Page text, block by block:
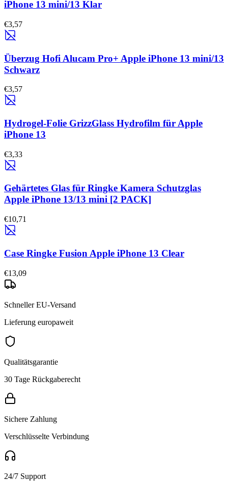
iPhone 13 mini/13 Klar
€3,57
Überzug Hofi Alucam Pro+ Apple iPhone 13 mini/13
Schwarz
€3,57
Hydrogel-Folie GrizzGlass Hydrofilm für Apple
iPhone 13
€3,33
Gehärtetes Glas für Ringke Kamera Schutzglas
Apple iPhone 13/13 mini [2 PACK]
€10,71
Case Ringke Fusion Apple iPhone 13 Clear
€13,09
Schneller EU-Versand
Lieferung europaweit
Qualitätsgarantie
30 Tage Rückgaberecht
Sichere Zahlung
Verschlüsselte Verbindung
24/7 Support